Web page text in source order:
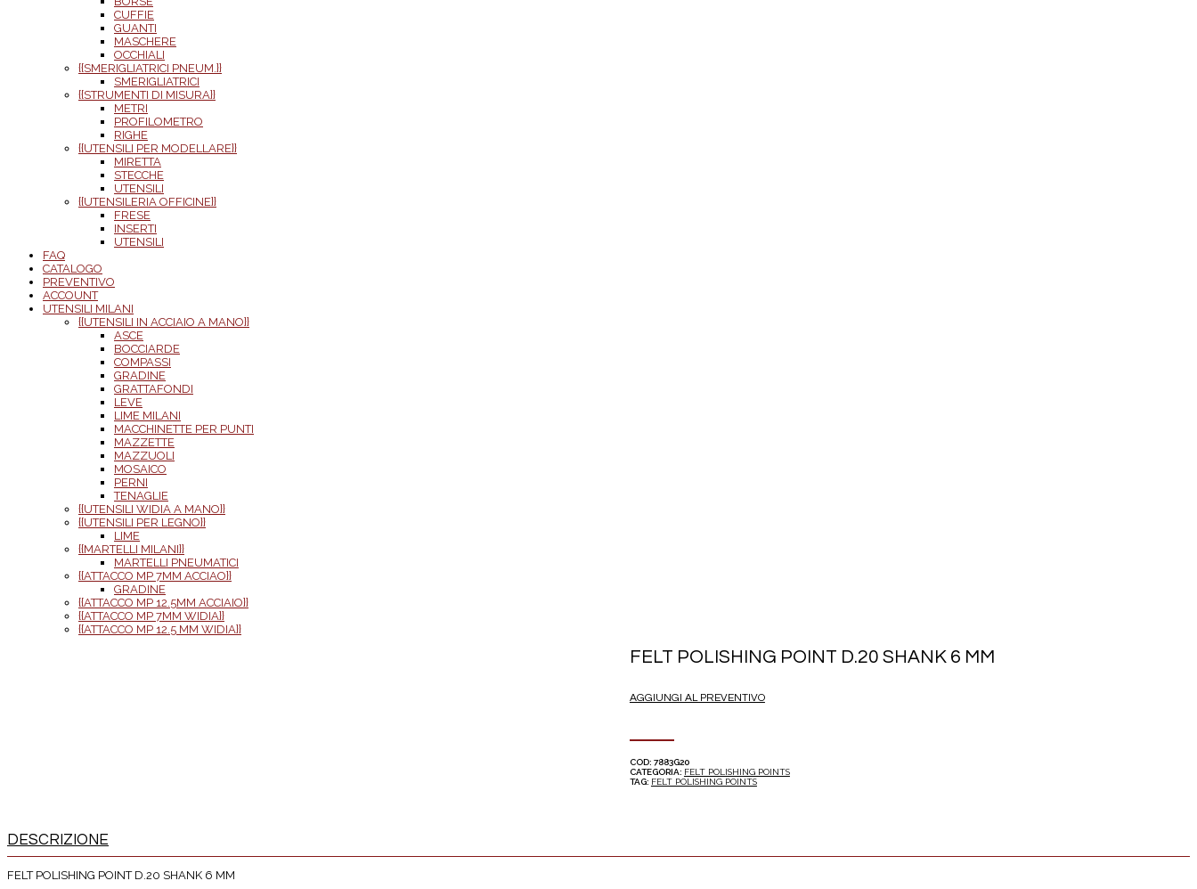
CUFFIE
GUANTI
MASCHERE
OCCHIALI
{{SMERIGLIATRICI PNEUM.}}
SMERIGLIATRICI
{{STRUMENTI DI MISURA}}
METRI
PROFILOMETRO
RIGHE
{{UTENSILI PER MODELLARE}}
MIRETTA
STECCHE
UTENSILI
{{UTENSILERIA OFFICINE}}
FRESE
INSERTI
UTENSILI
FAQ
CATALOGO
PREVENTIVO
ACCOUNT
UTENSILI MILANI
{{UTENSILI IN ACCIAIO A MANO}}
ASCE
BOCCIARDE
COMPASSI
GRADINE
GRATTAFONDI
LEVE
LIME MILANI
MACCHINETTE PER PUNTI
MAZZETTE
MAZZUOLI
MOSAICO
PERNI
TENAGLIE
{{UTENSILI WIDIA A MANO}}
{{UTENSILI PER LEGNO}}
LIME
{{MARTELLI MILANI}}
MARTELLI PNEUMATICI
{{ATTACCO MP 7MM ACCIAO}}
GRADINE
{{ATTACCO MP 12.5MM ACCIAIO}}
{{ATTACCO MP 7MM WIDIA}}
{{ATTACCO MP 12.5 MM WIDIA}}
FELT POLISHING POINT D.20 SHANK 6 MM
AGGIUNGI AL PREVENTIVO
COD: 7883G20
CATEGORIA: FELT POLISHING POINTS
TAG: FELT POLISHING POINTS
DESCRIZIONE
FELT POLISHING POINT D.20 SHANK 6 MM